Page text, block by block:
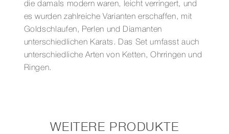
die damals modern waren, leicht verringert, und
es wurden zahlreiche Varianten erschaffen, mit
Goldschlaufen, Perlen und Diamanten
unterschiedlichen Karats. Das Set umfasst auch
unterschiedliche Arten von Ketten, Ohrringen und
Ringen.
WEITERE PRODUKTE